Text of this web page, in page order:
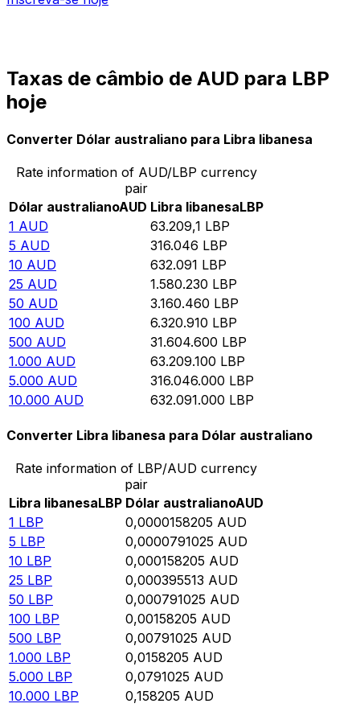
Taxas de câmbio de AUD para LBP
hoje
Converter Dólar australiano para Libra libanesa
Rate information of AUD/LBP currency
pair
Dólar australianoAUD Libra libanesaLBP
1 AUD 63.209,1 LBP
5 AUD 316.046 LBP
10 AUD 632.091 LBP
25 AUD 1.580.230 LBP
50 AUD 3.160.460 LBP
100 AUD 6.320.910 LBP
500 AUD 31.604.600 LBP
1.000 AUD 63.209.100 LBP
5.000 AUD 316.046.000 LBP
10.000 AUD 632.091.000 LBP
Converter Libra libanesa para Dólar australiano
Rate information of LBP/AUD currency
pair
Libra libanesaLBP Dólar australianoAUD
1 LBP 0,0000158205 AUD
5 LBP 0,0000791025 AUD
10 LBP 0,000158205 AUD
25 LBP 0,000395513 AUD
50 LBP 0,000791025 AUD
100 LBP 0,00158205 AUD
500 LBP 0,00791025 AUD
1.000 LBP 0,0158205 AUD
5.000 LBP 0,0791025 AUD
10.000 LBP 0,158205 AUD